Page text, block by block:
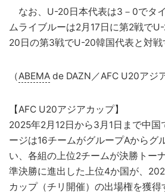
なお、U-20日本代表は3－0でタ
ムライブルーは2月17日に第2戦で
20日の第3戦でU-20韓国代表と対戦
（ABEMA de DAZN／AFC U20アジ
【AFC U20アジアカップ】
2025年2月12日から3月1日まで中国
ージは16チームがグループAからグ
い、各組の上位2チームが決勝トー
準決勝に進出した上位4か国が、
カップ（チリ開催）の出場権を獲